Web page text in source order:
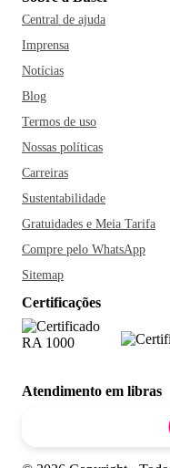
Central de ajuda
Imprensa
Notícias
Blog
Termos de uso
Nossas políticas
Carreiras
Sustentabilidade
Gratuidades e Meia Tarifa
Compre pelo WhatsApp
Sitemap
Certificações
Atendimento em libras